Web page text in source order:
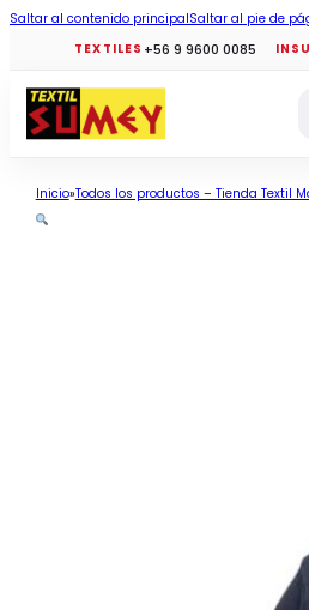
Saltar al contenido principalSaltar al pie de
TEXTILES +56 9 9600 0085
Inicio Todos los productos – Tienda Textil